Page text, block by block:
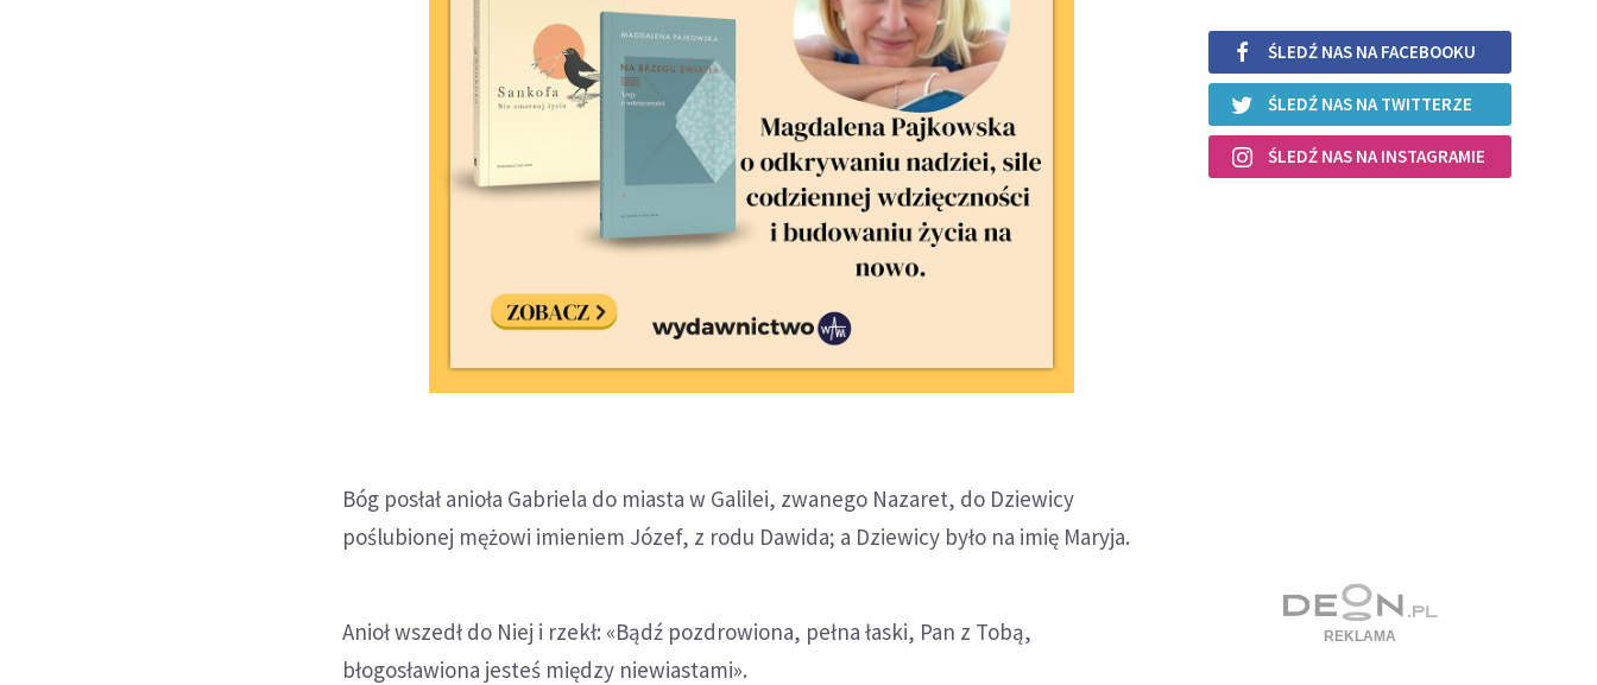
Bóg posłał anioła Gabriela do miasta w Galilei, zwanego Nazaret, do Dziewicy
poślubionej mężowi imieniem Józef, z rodu Dawida; a Dziewicy było na imię Maryja.
Anioł wszedł do Niej i rzekł: «Bądź pozdrowiona, pełna łaski, Pan z Tobą,
błogosławiona jesteś między niewiastami».
ŚLEDŹ NAS NA FACEBOOKU
ŚLEDŹ NAS NA TWITTERZE
ŚLEDŹ NAS NA INSTAGRAMIE